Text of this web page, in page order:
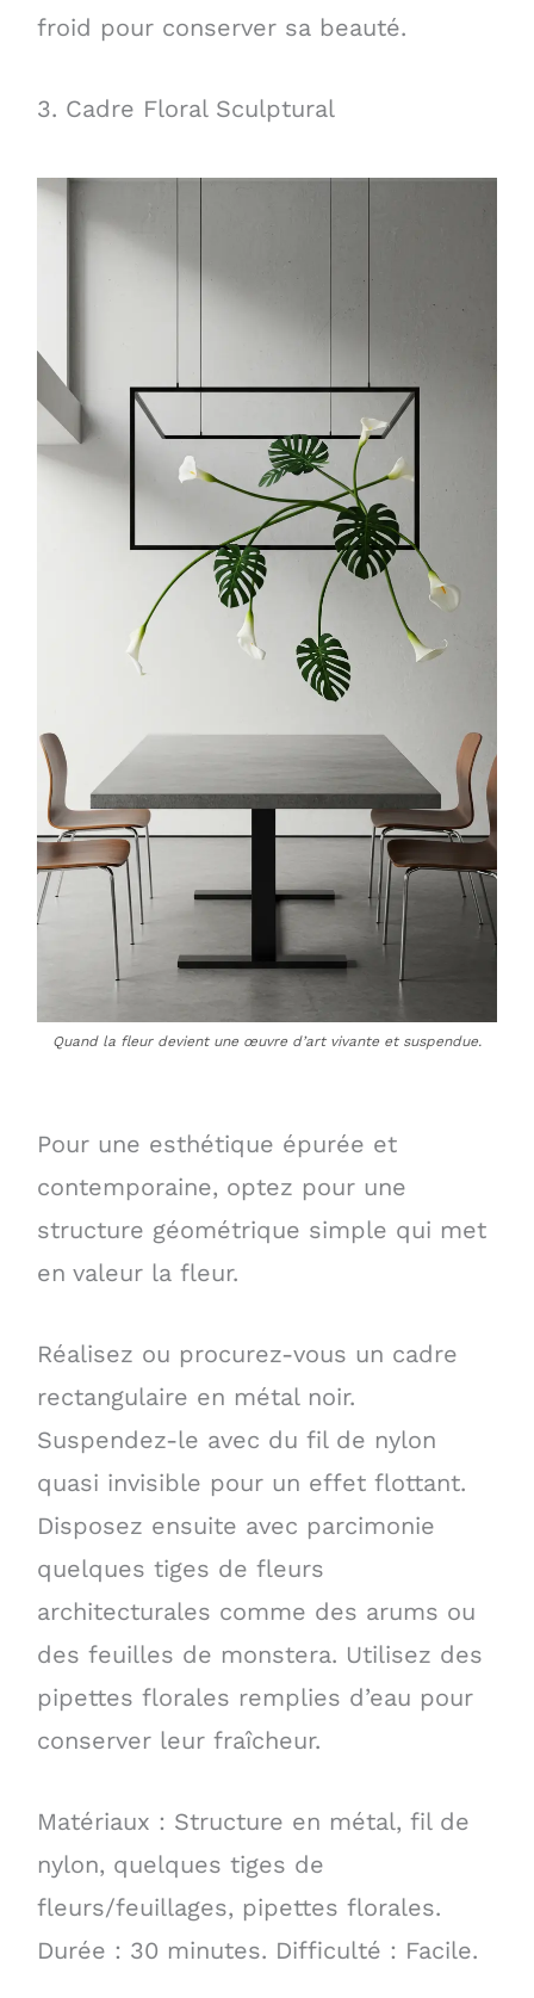
froid pour conserver sa beauté.
3. Cadre Floral Sculptural
Quand la fleur devient une œuvre d’art vivante et suspendue.
Pour une esthétique épurée et
contemporaine, optez pour une
structure géométrique simple qui met
en valeur la fleur.
Réalisez ou procurez-vous un cadre
rectangulaire en métal noir.
Suspendez-le avec du fil de nylon
quasi invisible pour un effet flottant.
Disposez ensuite avec parcimonie
quelques tiges de fleurs
architecturales comme des arums ou
des feuilles de monstera. Utilisez des
pipettes florales remplies d’eau pour
conserver leur fraîcheur.
Matériaux : Structure en métal, fil de
nylon, quelques tiges de
fleurs/feuillages, pipettes florales.
Durée : 30 minutes. Difficulté : Facile.